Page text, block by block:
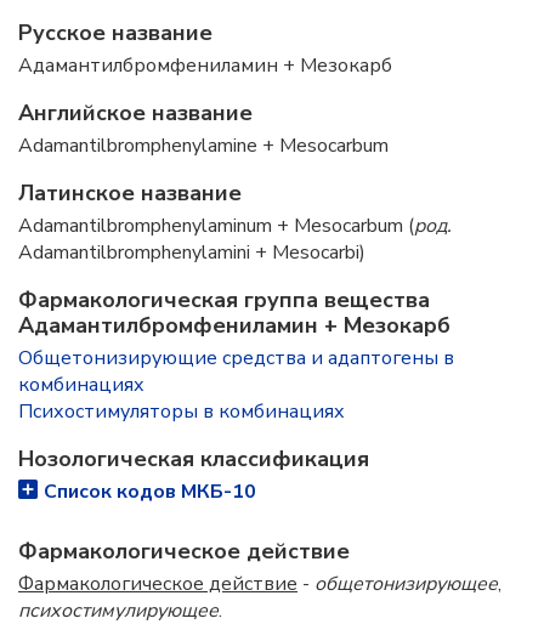
Русское название
Адамантилбромфениламин + Мезокарб
Английское название
Adamantilbromphenylamine + Mesocarbum
Латинское название
Adamantilbromphenylaminum + Mesocarbum (род.
Adamantilbromphenylamini + Mesocarbi)
Фармакологическая группа вещества
Адамантилбромфениламин + Мезокарб
Общетонизирующие средства и адаптогены в
комбинациях
Психостимуляторы в комбинациях
Нозологическая классификация
Список кодов МКБ-10
Фармакологическое действие
Фармакологическое действие - общетонизирующее,
психостимулирующее.